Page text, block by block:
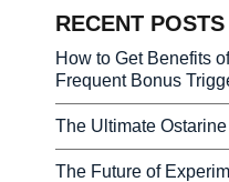
RECENT POSTS
How to Get Benefits
Frequent Bonus
The Ultimate
The Future of